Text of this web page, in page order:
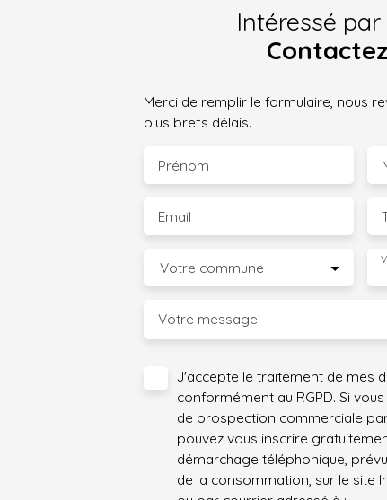
Intéressé
Merci de remplir le formulaire, nous
plus brefs délais.
Prénom
Email
Votre commune -
Votre message
J'accepte le traitement de mes
conformément au RGPD. Si
de prospection commerciale
pouvez vous inscrire
démarchage téléphonique,
de la consommation, sur le site